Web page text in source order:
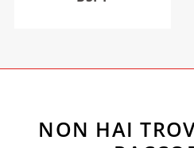
NON HAI